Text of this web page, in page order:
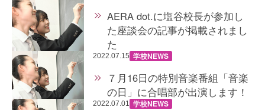
AERA dot.に塩谷校長が参加し
た座談会の記事が掲載されまし
た
2022.07.15 学校NEWS
７月16日の特別音楽番組「音楽
の日」に合唱部が出演します！
2022.07.01 学校NEWS